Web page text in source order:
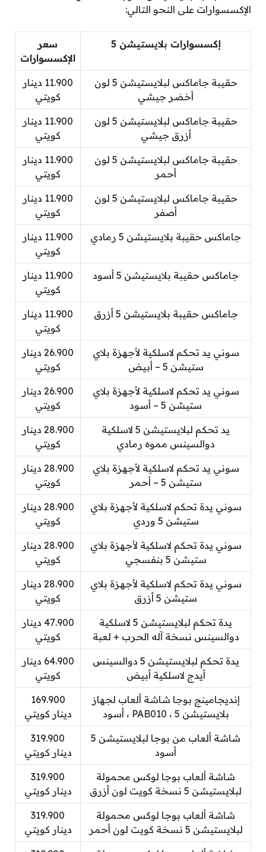
الإكسسوارات على النحو التالي:
إكسسوارات بلايستيشن 5
سعر
الإكسسوارات
حقيبة جاماكس لبلايستيشن 5 لون
أخضر جيشي
11.900 دينار
كويتي
حقيبة جاماكس لبلايستيشن 5 لون
أزرق جيشي
11.900 دينار
كويتي
حقيبة جاماكس لبلايستيشن 5 لون
أحمر
11.900 دينار
كويتي
حقيبة جاماكس لبلايستيشن 5 لون
أصفر
11.900 دينار
كويتي
جاماكس حقيبة بلايستيشن 5 رمادي
11.900 دينار
كويتي
جاماكس حقيبة بلايستيشن 5 أسود
11.900 دينار
كويتي
جاماكس حقيبة بلايستيشن 5 أزرق
11.900 دينار
كويتي
سوني يد تحكم لاسلكية لأجهزة بلاي
ستيشن 5 – أبيض
26.900 دينار
كويتي
سوني يد تحكم لاسلكية لأجهزة بلاي
ستيشن 5 – أسود
26.900 دينار
كويتي
يد تحكم لبلايستيشن 5 لاسلكية
دوالسينس مموه رمادي
28.900 دينار
كويتي
سوني يد تحكم لاسلكية لأجهزة بلاي
ستيشن 5 – أحمر
28.900 دينار
كويتي
سوني يدة تحكم لاسلكية لأجهزة بلاي
ستيشن 5 وردي
28.900 دينار
كويتي
سوني يدة تحكم لاسلكية لأجهزة بلاي
ستيشن 5 بنفسجي
28.900 دينار
كويتي
سوني يدة تحكم لاسلكية لأجهزة بلاي
ستيشن 5 أزرق
28.900 دينار
كويتي
يدة تحكم لبلايستيشن 5 لاسلكية
دوالسينس نسخة آله الحرب + لعبة
47.900 دينار
كويتي
يدة تحكم لبلايستيشن 5 دوالسينس
أيدج لاسلكية أبيض
64.900 دينار
كويتي
إنديجامينج بوجا شاشة ألعاب لجهاز
بلايستيشن 5 ، PAB010 ، أسود
169.900
دينار كويتي
شاشة ألعاب من بوجا لبلايستيشن 5
أسود
319.900
دينار كويتي
شاشة ألعاب بوجا لوكس محمولة
لبلايستيشن 5 نسخة كويت لون أزرق
319.900
دينار كويتي
شاشة ألعاب بوجا لوكس محمولة
لبلايستيشن 5 نسخة كويت لون أحمر
319.900
دينار كويتي